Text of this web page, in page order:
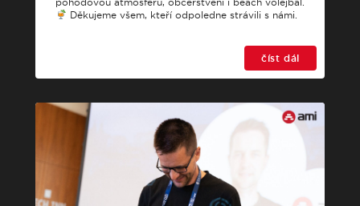
pohodovou atmosféru, občerstvení i beach volejbal.
Děkujeme všem, kteří odpoledne strávili s námi.
číst dál